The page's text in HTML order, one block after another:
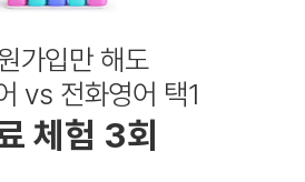
가입만 해도
vs 전화영어 택1
체험 3회